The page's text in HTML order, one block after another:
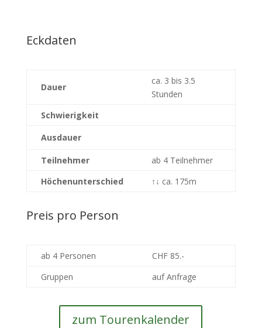
Eckdaten
Dauer
ca. 3 bis 3.5
Stunden
Schwierigkeit
Ausdauer
Teilnehmer
ab 4 Teilnehmer
Höchenunterschied
↑↓ ca. 175m
Preis pro Person
ab 4 Personen
CHF 85.-
Gruppen
auf Anfrage
zum Tourenkalender